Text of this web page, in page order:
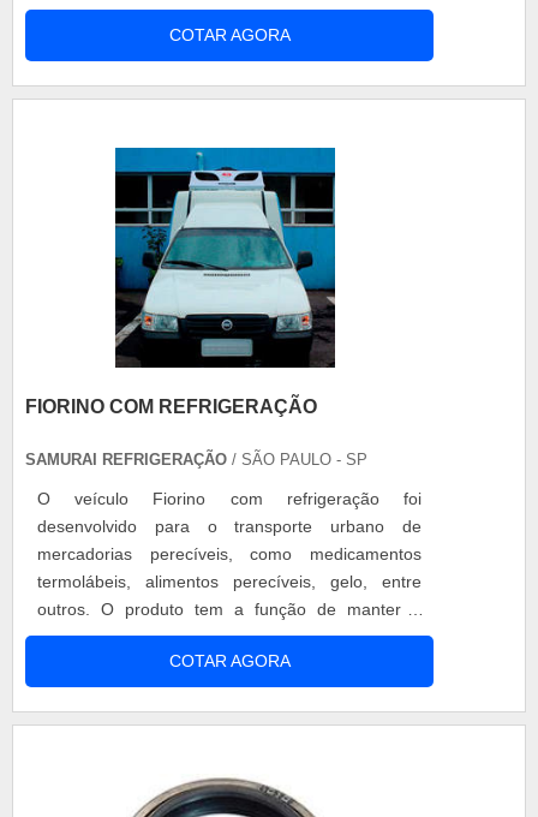
lubrificação de compressores e sistemas
hidráulicos. Estes produtos garantem alta
performance e intervalos de troca ampliados,
COTAR AGORA
FIORINO COM REFRIGERAÇÃO
SAMURAI REFRIGERAÇÃO / SÃO PAULO - SP
O veículo Fiorino com refrigeração foi
desenvolvido para o transporte urbano de
mercadorias perecíveis, como medicamentos
termolábeis, alimentos perecíveis, gelo, entre
outros. O produto tem a função de manter a
mercadoria intacta, sem perder suas
características e qualidades. Vantagens do
serviço Matéria-prima qualificada; Profissionais
COTAR AGORA